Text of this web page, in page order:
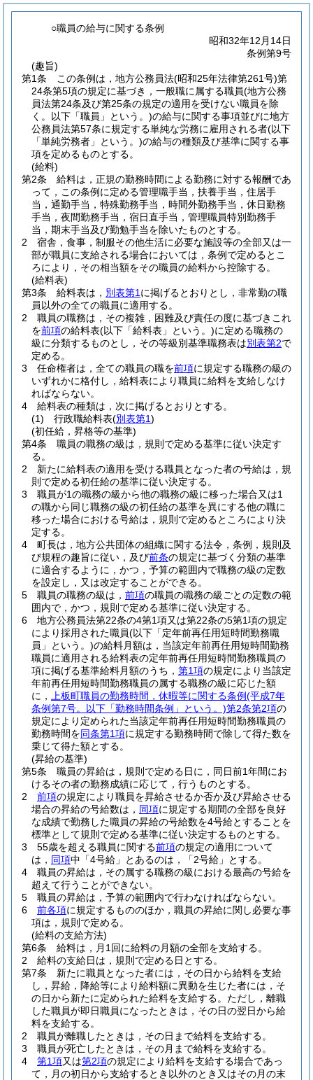
○職員の給与に関する条例
昭和32年12月14日
条例第9号
(趣旨)
第1条
この条例は，地方公務員法(昭和25年法律第261号)第
24条第5項の規定に基づき，一般職に属する職員(地方公務
員法第24条及び第25条の規定の適用を受けない職員を除
く。以下「職員」という。)の給与に関する事項並びに地方
公務員法第57条に規定する単純な労務に雇用される者(以下
「単純労務者」という。)の給与の種類及び基準に関する事
項を定めるものとする。
(給料)
第2条
給料は，正規の勤務時間による勤務に対する報酬であ
って，この条例に定める管理職手当，扶養手当，住居手
当，通勤手当，特殊勤務手当，時間外勤務手当，休日勤務
手当，夜間勤務手当，宿日直手当，管理職員特別勤務手
当，期末手当及び勤勉手当を除いたものとする。
2
宿舎，食事，制服その他生活に必要な施設等の全部又は一
部が職員に支給される場合においては，条例で定めるとこ
ろにより，その相当額をその職員の給料から控除する。
(給料表)
第3条
給料表は， 別表第1 に掲げるとおりとし，非常勤の職
員以外の全ての職員に適用する。
2
職員の職務は，その複雑，困難及び責任の度に基づきこれ
を前項の給料表(以下「給料表」という。)に定める職務の
級に分類するものとし，その等級別基準職務表は別表第2で
定める。
3
任命権者は，全ての職員の職を前項に規定する職務の級の
いずれかに格付し，給料表により職員に給料を支給しなけ
ればならない。
4
給料表の種類は，次に掲げるとおりとする。
(1)
行政職給料表(別表第1)
(初任給，昇格等の基準)
第4条
職員の職務の級は，規則で定める基準に従い決定す
る。
2
新たに給料表の適用を受ける職員となった者の号給は，規
則で定める初任給の基準に従い決定する。
3
職員が1の職務の級から他の職務の級に移った場合又は1
の職から同じ職務の級の初任給の基準を異にする他の職に
移った場合における号給は，規則で定めるところにより決
定する。
4
町長は，地方公共団体の組織に関する法令，条例，規則及
び規程の趣旨に従い，及び前条の規定に基づく分類の基準
に適合するように，かつ，予算の範囲内で職務の級の定数
を設定し，又は改定することができる。
5
職員の職務の級は， 前項の職員の職務の級ごとの定数の範
囲内で，かつ，規則で定める基準に従い決定する。
6
地方公務員法第22条の4第1項又は第22条の5第1項の規定
により採用された職員(以下「定年前再任用短時間勤務職
員」という。)の給料月額は，当該定年前再任用短時間勤務
職員に適用される給料表の定年前再任用短時間勤務職員の
項に掲げる基準給料月額のうち， 第1項の規定により当該定
年前再任用短時間勤務職員の属する職務の級に応じた額
に，
上板町職員の勤務時間，休暇等に関する条例(平成7年
条例第7号。以下「勤務時間条例」という。)第2条第2項の
規定により定められた当該定年前再任用短時間勤務職員の
勤務時間を同条第1項に規定する勤務時間で除して得た数を
乗じて得た額とする。
(昇給の基準)
第5条
職員の昇給は，規則で定める日に，同日前1年間にお
けるその者の勤務成績に応じて，行うものとする。
2
前項の規定により職員を昇給させるか否か及び昇給させる
場合の昇給の号給数は， 同項に規定する期間の全部を良好
な成績で勤務した職員の昇給の号給数を4号給とすることを
標準として規則で定める基準に従い決定するものとする。
3
55歳を超える職員に関する前項の規定の適用について
は， 同項中「4号給」とあるのは，「2号給」とする。
4
職員の昇給は，その属する職務の級における最高の号給を
超えて行うことができない。
5
職員の昇給は，予算の範囲内で行わなければならない。
6
前各項に規定するもののほか，職員の昇給に関し必要な事
項は，規則で定める。
(給料の支給方法)
第6条
給料は，月1回に給料の月額の全部を支給する。
2
給料の支給日は，規則で定める日とする。
第7条
新たに職員となった者には，その日から給料を支給
し，昇給，降給等により給料額に異動を生じた者には，そ
の日から新たに定められた給料を支給する。 ただし，離職
した職員が即日職員になったときは，その日の翌日から給
料を支給する。
2
職員が離職したときは，その日まで給料を支給する。
3
職員が死亡したときは，その月まで給料を支給する。
4
第1項又は第2項の規定により給料を支給する場合であっ
て，月の初日から支給するとき以外のとき又はその月の末